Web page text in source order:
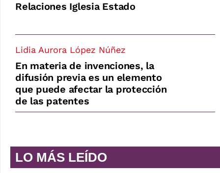
Relaciones Iglesia Estado
Lidia Aurora López Núñez
En materia de invenciones, la
difusión previa es un elemento
que puede afectar la protección
de las patentes
LO MÁS LEÍDO